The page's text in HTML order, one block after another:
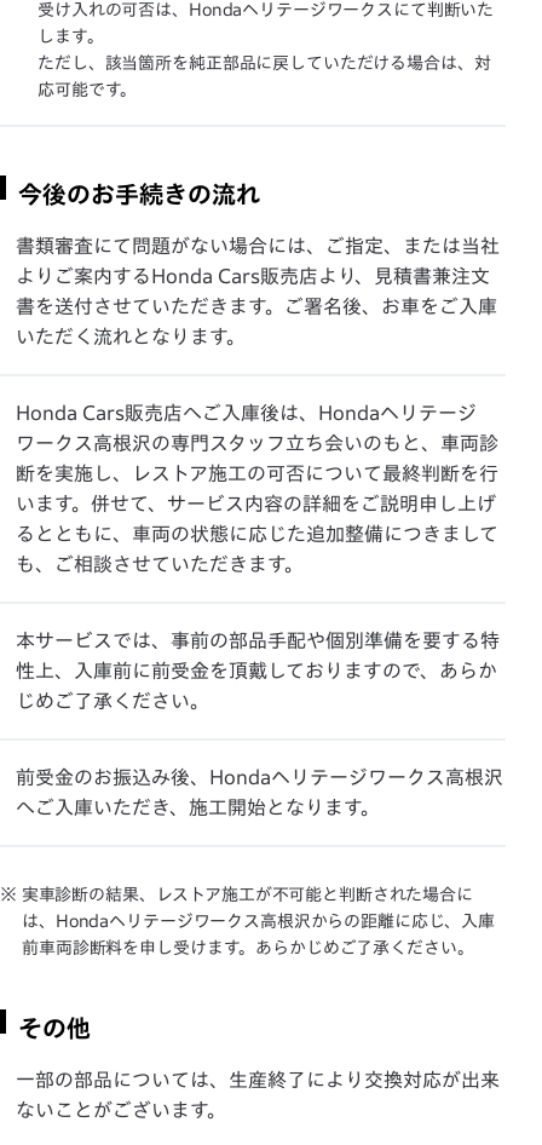
受け入れの可否は、Hondaヘリテージワークスにて判断いた
します。
ただし、該当箇所を純正部品に戻していただける場合は、対
応可能です。
今後のお手続きの流れ
書類審査にて問題がない場合には、ご指定、または当社
よりご案内するHonda Cars販売店より、見積書兼注文
書を送付させていただきます。ご署名後、お車をご入庫
いただく流れとなります。
Honda Cars販売店へご入庫後は、Hondaヘリテージ
ワークス高根沢の専門スタッフ立ち会いのもと、車両診
断を実施し、レストア施工の可否について最終判断を行
います。併せて、サービス内容の詳細をご説明申し上げ
るとともに、車両の状態に応じた追加整備につきまして
も、ご相談させていただきます。
本サービスでは、事前の部品手配や個別準備を要する特
性上、入庫前に前受金を頂戴しておりますので、あらか
じめご了承ください。
前受金のお振込み後、Hondaヘリテージワークス高根沢
へご入庫いただき、施工開始となります。
※ 実車診断の結果、レストア施工が不可能と判断された場合に
は、Hondaヘリテージワークス高根沢からの距離に応じ、入庫
前車両診断料を申し受けます。あらかじめご了承ください。
その他
一部の部品については、生産終了により交換対応が出来
ないことがございます。